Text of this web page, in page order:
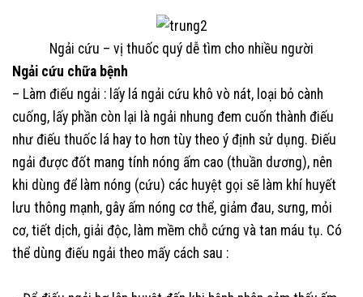
Ngải cứu – vị thuốc quý dễ tìm cho nhiều người
Ngải cứu chữa bệnh
– Làm điếu ngải : lấy lá ngải cứu khô vò nát, loại bỏ cành
cuống, lấy phần còn lại là ngải nhung đem cuốn thành điếu
như điếu thuốc lá hay to hơn tùy theo ý định sử dụng. Điếu
ngải được đốt mang tính nóng ấm cao (thuần dương), nên
khi dùng để làm nóng (cứu) các huyệt gọi sẽ làm khí huyết
lưu thông mạnh, gây ấm nóng cơ thể, giảm đau, sưng, mỏi
cơ, tiết dịch, giải độc, làm mềm chỗ cứng và tan máu tụ. Có
thể dùng điếu ngải theo mấy cách sau :